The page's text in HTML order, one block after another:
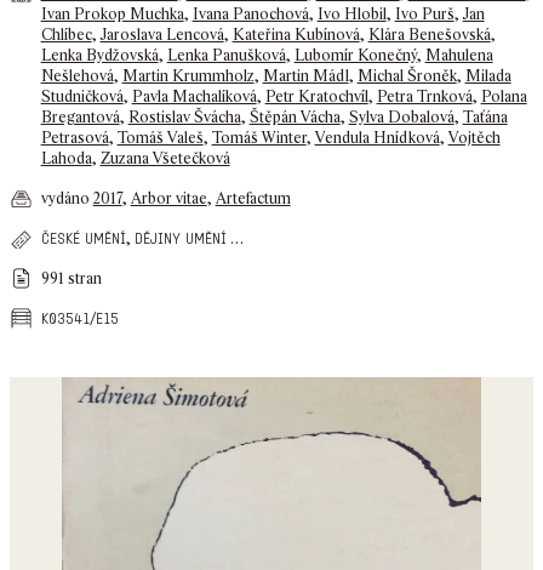
Ivan Prokop Muchka, Ivana Panochová, Ivo Hlobil, Ivo Purš,Jan
Chlíbec,Jaroslava Lencová, Kateřina Kubínová, Klára Benešovská,
Lenka Bydžovská, Lenka Panušková, Lubomír Konečný, Mahulena
Nešlehová, Martin Krummholz, Martin Mádl, Michal Šroněk, Milada
Studničková, Pavla Machalíková, Petr Kratochvíl, Petra Trnková, Polana
Bregantová, Rostislav Švácha, Štěpán Vácha, Sylva Dobalová, Taťána
Petrasová, Tomáš Valeš, Tomáš Winter, Vendula Hnídková, Vojtěch
Lahoda, Zuzana Všetečková
vydáno 2017, Arbor vitae, Artefactum
české umění, dějiny umění …
991 stran
k03541/e15